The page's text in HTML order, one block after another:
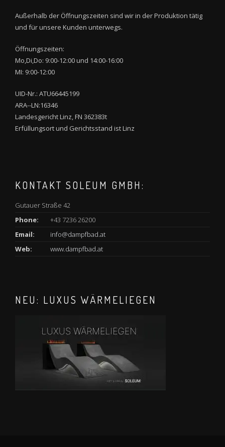
Außerhalb der Öffnungszeiten sind wir in der Produktion tätig
und für unsere Kunden unterwegs.
Öffnungszeiten:
Mo,Di,Do: 9:00-12:00 und 14:00-16:00
MI: 9:00-12:00
UID-Nr.: ATU66445199
ARA--LN:16346
Landesgericht Linz, FN 362383t
Erfüllungsort und Gerichtsstand ist Linz
KONTAKT SOLEUM GMBH:
Gutauer Straße 42
Phone:
+43 7236 26200
Email:
info@dampfbad.at
Web:
www.dampfbad.at
NEU: LUXUS WÄRMELIEGEN